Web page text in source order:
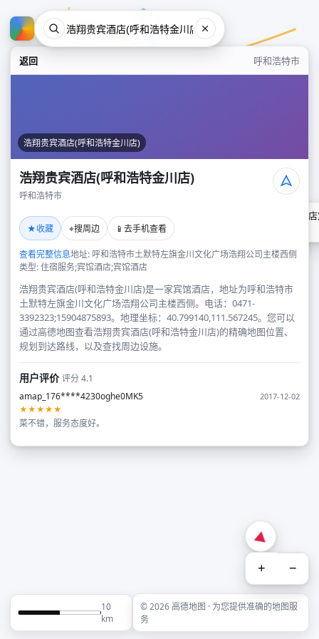
返回 呼和浩特市
浩翔贵宾酒店(呼和浩特金川店)
浩翔贵宾酒店(呼和浩特金川店)
呼和浩特市
★收藏 ⌖搜周边 📱 去手机查看
查看完整信息地址: 呼和浩特市土默特左旗金川文化广场浩翔公司主楼西侧
类型: 住宿服务;宾馆酒店;宾馆酒店
浩翔贵宾酒店(呼和浩特金川店)是一家宾馆酒店，地址为呼和浩特市
土默特左旗金川文化广场浩翔公司主楼西侧。电话：0471-
3392323;15904875893。地理坐标：40.799140,111.567245。您可以
通过高德地图查看浩翔贵宾酒店(呼和浩特金川店)的精确地图位置、
规划到达路线，以及查找周边设施。
用户评价评分 4.1
amap_176****4230oghe0MK5
2017-12-02
★★★★★
菜不错，服务态度好。
浩翔贵宾酒店(呼和浩特金川
+ −
10
km
© 2026 高德地图 · 为您提供准确的地图服
务